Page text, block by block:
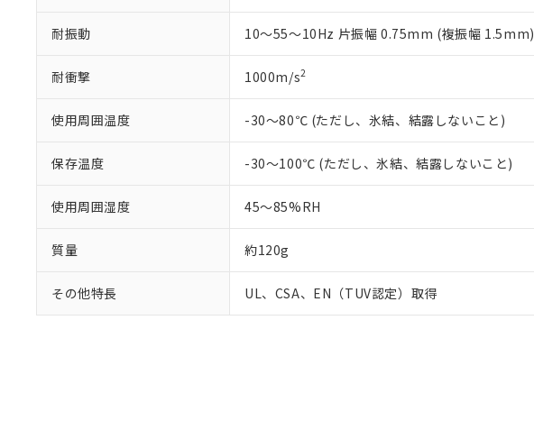
耐振動 10～55～10Hz 片振幅 0.75mm (複振幅 1.5mm)
耐衝撃 1000m/s2
使用周囲温度 -30～80℃ (ただし、氷結、結露しないこと)
保存温度 -30～100℃ (ただし、氷結、結露しないこと)
使用周囲湿度 45～85%RH
質量 約120g
その他特長 UL、CSA、EN（TUV認定）取得